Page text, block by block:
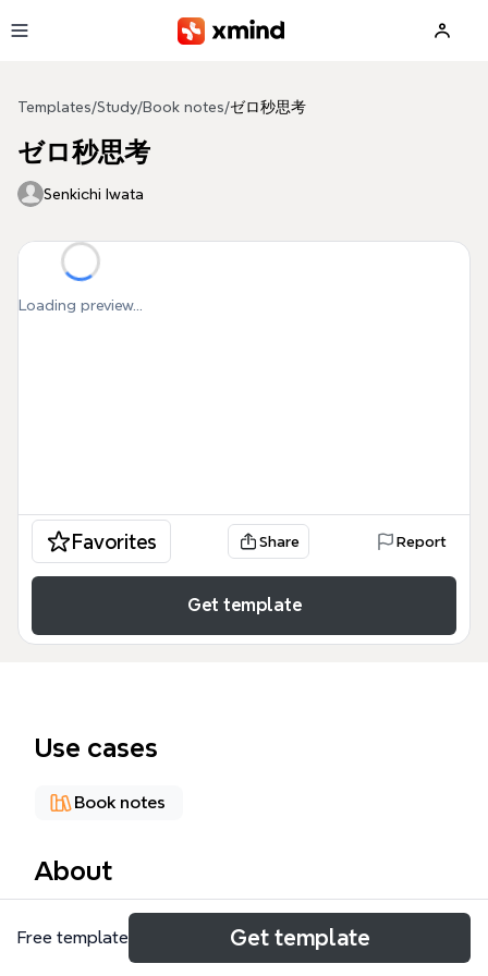
Templates/Study/Book notes/ゼロ秒思考
ゼロ秒思考
Senkichi Iwata
Loading preview...
Favorites Share Report
Get template
Use cases
Book notes
About
『ゼロ秒思考』のマインドマップテンプレートは、赤
羽雄二氏のベストセラー書籍に基づき、瞬時に結論を
Free template Get template